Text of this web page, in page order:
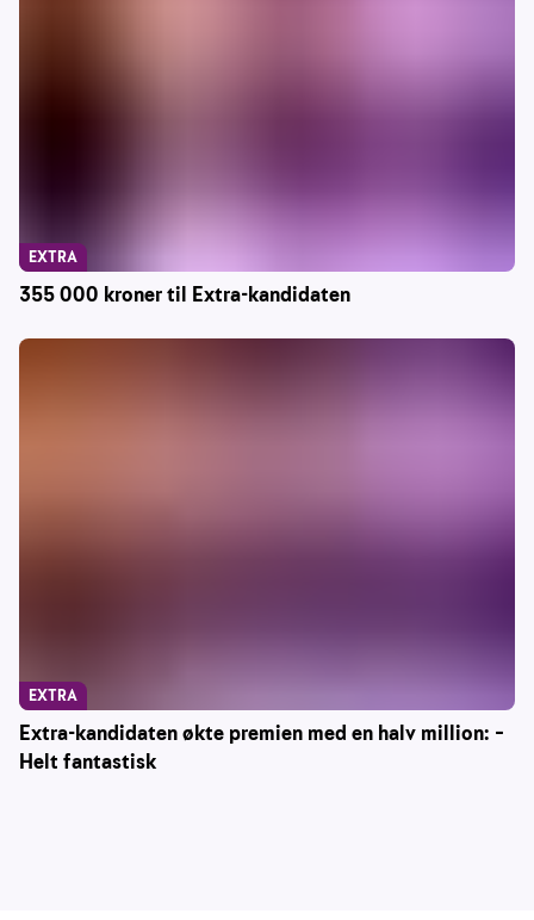
355 000 kroner til Extra-kandidaten
EXTRA
Extra-kandidaten økte premien med en halv million: –
Helt fantastisk
EXTRA